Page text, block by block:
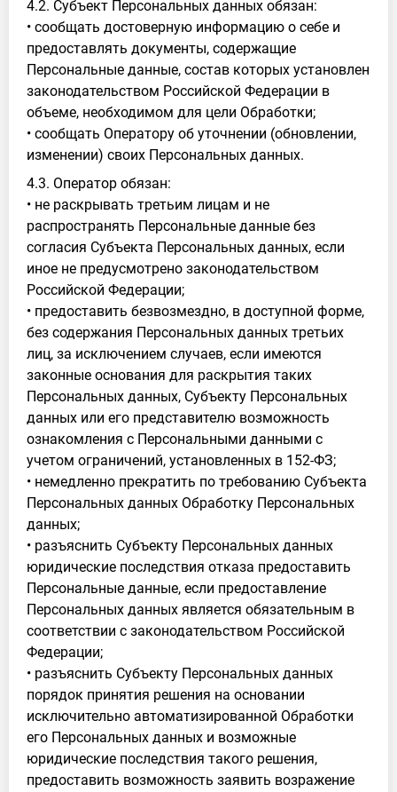
4.2. Субъект Персональных данных обязан:
• сообщать достоверную информацию о себе и
предоставлять документы, содержащие
Персональные данные, состав которых установлен
законодательством Российской Федерации в
объеме, необходимом для цели Обработки;
• сообщать Оператору об уточнении (обновлении,
изменении) своих Персональных данных.
4.3. Оператор обязан:
• не раскрывать третьим лицам и не
распространять Персональные данные без
согласия Субъекта Персональных данных, если
иное не предусмотрено законодательством
Российской Федерации;
• предоставить безвозмездно, в доступной форме,
без содержания Персональных данных третьих
лиц, за исключением случаев, если имеются
законные основания для раскрытия таких
Персональных данных, Субъекту Персональных
данных или его представителю возможность
ознакомления с Персональными данными с
учетом ограничений, установленных в 152-ФЗ;
• немедленно прекратить по требованию Субъекта
Персональных данных Обработку Персональных
данных;
• разъяснить Субъекту Персональных данных
юридические последствия отказа предоставить
Персональные данные, если предоставление
Персональных данных является обязательным в
соответствии с законодательством Российской
Федерации;
• разъяснить Субъекту Персональных данных
порядок принятия решения на основании
исключительно автоматизированной Обработки
его Персональных данных и возможные
юридические последствия такого решения,
предоставить возможность заявить возражение